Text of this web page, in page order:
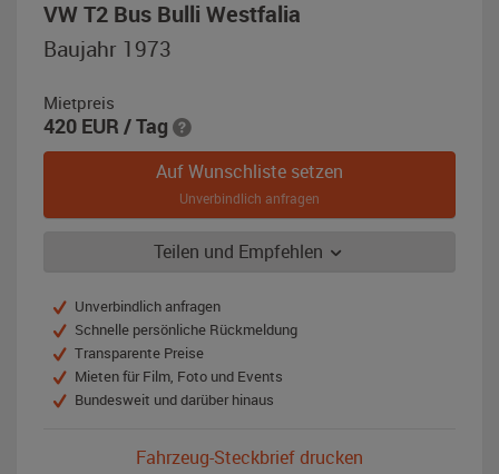
VW T2 Bus Bulli Westfalia
Baujahr 1973
Mietpreis
420 EUR / Tag
Auf Wunschliste setzen
Unverbindlich anfragen
Teilen und Empfehlen
Unverbindlich anfragen
Schnelle persönliche Rückmeldung
Transparente Preise
Mieten für Film, Foto und Events
Bundesweit und darüber hinaus
Fahrzeug-Steckbrief drucken